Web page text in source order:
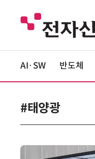
AI·SW 반도체
#태양광